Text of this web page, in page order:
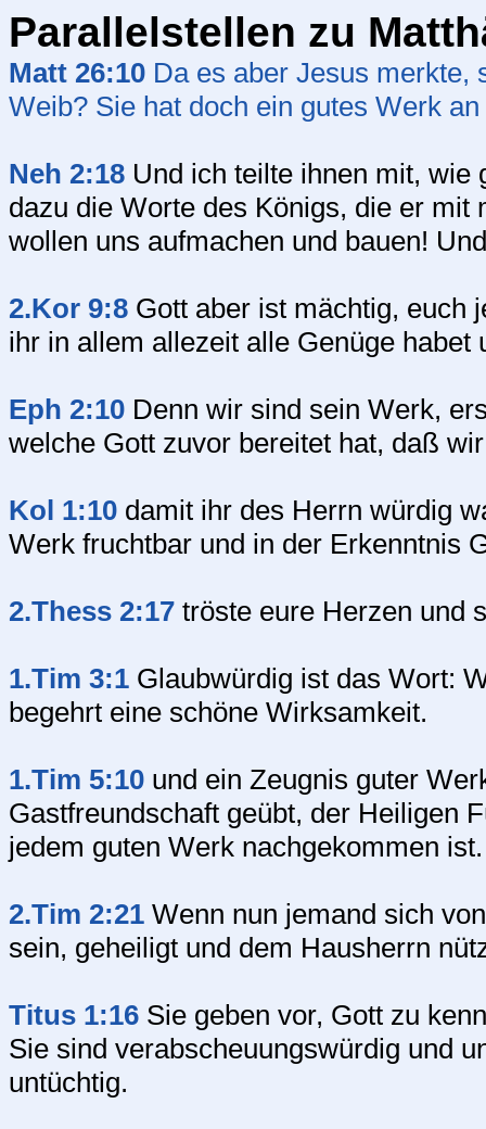
Parallelstellen zu
Matt 26:10 Da es aber Jesus merkte,
Weib? Sie hat doch ein gutes Werk
Neh 2:18 Und ich teilte ihnen mit, wie
dazu die Worte des Königs, die er
wollen uns aufmachen und bauen!
2.Kor 9:8 Gott aber ist mächtig, euch
ihr in allem allezeit alle Genüge
Eph 2:10 Denn wir sind sein Werk,
welche Gott zuvor bereitet hat, daß
Kol 1:10 damit ihr des Herrn würdig
Werk fruchtbar und in der Erkenntnis
2.Thess 2:17 tröste eure Herzen und
1.Tim 3:1 Glaubwürdig ist das Wort:
begehrt eine schöne Wirksamkeit.
1.Tim 5:10 und ein Zeugnis guter
Gastfreundschaft geübt, der Heiligen
jedem guten Werk nachgekommen ist.
2.Tim 2:21 Wenn nun jemand sich
sein, geheiligt und dem Hausherrn
Titus 1:16 Sie geben vor, Gott zu
Sie sind verabscheuungswürdig und
untüchtig.